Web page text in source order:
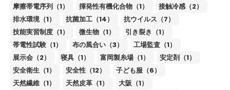
摩擦帯電序列（1）
揮発性有機化合物（1）
接触冷感（2）
排水環境（1）
抗菌加工（14）
抗ウイルス（7）
技能実習制度（1）
微生物（1）
引き裂き（1）
帯電性試験（1）
布の風合い（3）
工場監査（1）
展示会（2）
寝具（1） 富岡製糸場（1）
安定剤（1）
安全衛生（1）
安全性（12）
子ども服（6）
天然繊維（1）
天然皮革（1）
大阪（1）